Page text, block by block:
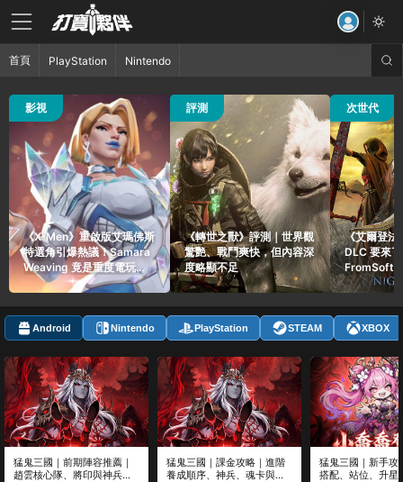
影視
《X-Men》重啟版艾瑪佛斯
特選角引爆熱議！Samara
Weaving 竟是重度電玩玩
家
42 觀看 評測
《轉世之獸》評測｜世界觀
驚艷、戰鬥爽快，但內容深
度略顯不足
121 觀看 次世代
《艾爾登法
DLC 要來
貼文引爆玩
56 觀看
Android Nintendo PlayStation STEAM XBOX
猛鬼三國｜前期陣容推薦｜
趙雲核心隊、將印與神兵搭
猛鬼三國｜課金攻略｜進階
養成順序、神兵、魂卡與高
猛鬼三國｜新手攻
搭配、站位、升星
首頁 PlayStation Nintendo